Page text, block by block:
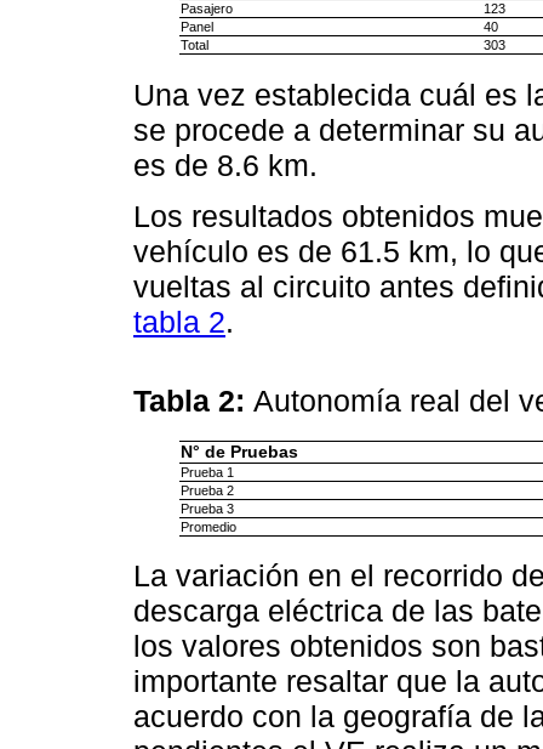
Pasajero
123
Panel
40
Total
303
Una vez establecida cuál es
se procede a determinar su
es de 8.6 km.
Los resultados obtenidos
vehículo es de 61.5 km, lo
vueltas al circuito antes
tabla 2.
Tabla 2: Autonomía real del
N° de Pruebas
Prueba 1
Prueba 2
Prueba 3
Promedio
La variación en el recorrido
descarga eléctrica de las
los valores obtenidos son
importante resaltar que la
acuerdo con la geografía de